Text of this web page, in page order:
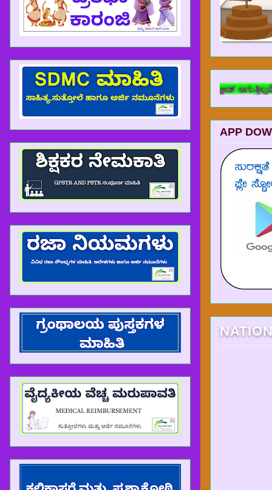
ಶಾಲೆ app ನಲ್ಲಿ ಯಾವುದೇ fileಗಳು ಡೌನ್ಲೋಡ್ ಆಗುತ್ತಿಲ್ಲವೆಂದು ರಾಜ್ಯದ
APP
HRMS ಸೇವಾ ಮಾಹಿತಿಯನ್ನು ವೈಯಕ್ತಿಕ